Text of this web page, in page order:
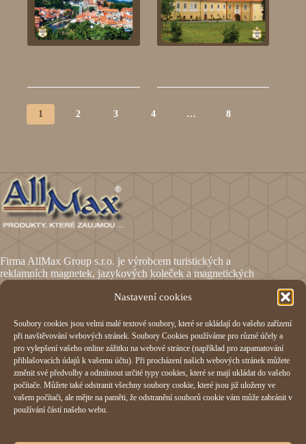
Nastavení cookies
Soubory cookies jsou velmi malé textové soubory, které se ukládají do vašeho zařízení
při navštěvování webových stránek. Soubory Cookies používáme pro různé účely a
pro vylepšení vašeho online zážitku na webové stránce (například pro zapamatování
přihlašovacích údajů k vašemu účtu). Při procházení našich webových stránek můžete
změnit své předvolby a odmítnout určité typy cookies, které se mají ukládat do vašeho
počítače. Můžete také odstranit všechny soubory cookie, které jsou již uloženy ve
vašem počítači, ale mějte na paměti, že odstranění souborů cookie vám může zabránit v
používání částí našeho webu.
1 2 3 4 … 8
Firma AllMax Group s.r.o. je výrobcem turistických a
reklamních magnetek, jazykových koleček a magnetických
fólií.
Informace
Obchodní podmínky
Reklamační formulář
Odstoupení od smlouvy
Ochrana osobních údajů
Cookies